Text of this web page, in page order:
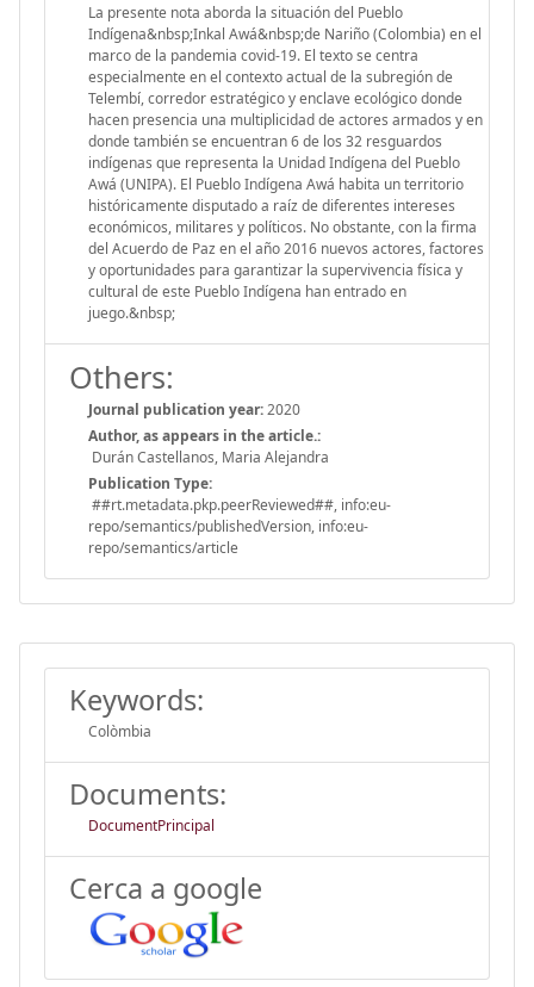
La presente nota aborda la situación del Pueblo
Indígena&nbsp;Inkal Awá&nbsp;de Nariño (Colombia) en el
marco de la pandemia covid-19. El texto se centra
especialmente en el contexto actual de la subregión de
Telembí, corredor estratégico y enclave ecológico donde
hacen presencia una multiplicidad de actores armados y en
donde también se encuentran 6 de los 32 resguardos
indígenas que representa la Unidad Indígena del Pueblo
Awá (UNIPA). El Pueblo Indígena Awá habita un territorio
históricamente disputado a raíz de diferentes intereses
económicos, militares y políticos. No obstante, con la firma
del Acuerdo de Paz en el año 2016 nuevos actores, factores
y oportunidades para garantizar la supervivencia física y
cultural de este Pueblo Indígena han entrado en
juego.&nbsp;
Others:
Journal publication year:2020
Author, as appears in the article.:
Durán Castellanos, Maria Alejandra
Publication Type:
##rt.metadata.pkp.peerReviewed##, info:eu-
repo/semantics/publishedVersion, info:eu-
repo/semantics/article
Keywords:
Colòmbia
Documents:
DocumentPrincipal
Cerca a google